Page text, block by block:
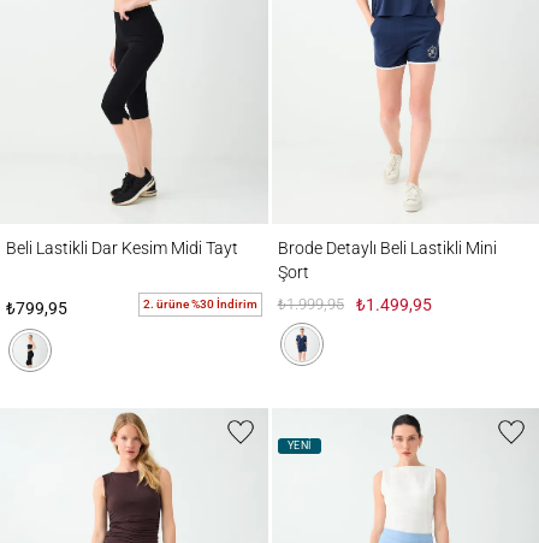
Beli Lastikli Dar Kesim Midi Tayt
₺799,95 2. ürüne %30 İndirim
Brode Detaylı Beli Lastikli Mini
Şort
₺1.999,95 ₺1.499,95
YENİ